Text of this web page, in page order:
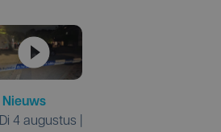
Nieuws
di 4 augustus |